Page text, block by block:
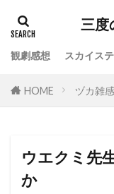
三度
観劇感想 スカイス
HOME ヅカ雑感
ウエクミ先
か
専科 花組